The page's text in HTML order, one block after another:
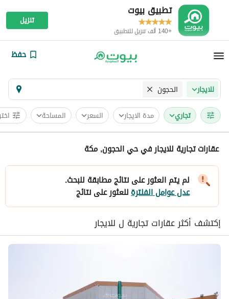
تطبيق بيوت
+140 ألف تنزيل للتطبيق
تنزيل
حفظ
للايجار الحجون
تجاري مدة الايجار السعر المساحة
عقارات تجارية للايجار في حي الحجون, مكة
لم يتم العثور على نتائج مطابقة للبحث.
عدل عوامل الفلترةللعثور على نتائج
إكتشف أكثر عقارات تجارية ل للايجار